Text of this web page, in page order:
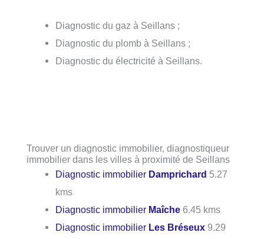
Diagnostic du gaz à Seillans ;
Diagnostic du plomb à Seillans ;
Diagnostic du électricité à Seillans.
Trouver un diagnostic immobilier, diagnostiqueur
immobilier dans les villes à proximité de Seillans
Diagnostic immobilier Damprichard 5.27
kms
Diagnostic immobilier Maîche 6.45 kms
Diagnostic immobilier Les Bréseux 9.29